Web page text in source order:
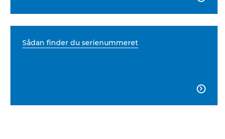
Sådan finder du serienummeret
